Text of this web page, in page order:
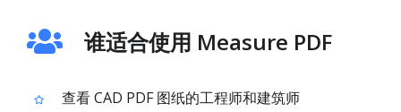
谁适合使用 Measure PDF
查看 CAD PDF 图纸的工程师和建筑师